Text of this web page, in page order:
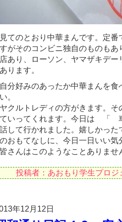
てのとおり中華まんです。定
がそのコンビニ独自のものも
あり、ローソン、ヤマザキデ
ります。
分好みのあったか中華まんを食
。 我が家
クルトレディの方がきます。
いってくれます。今日は 「
して行かれました。嬉しかっ
おもてなしに、今日一日いい気
さんはこのようなことありませ
投稿者：あおもり学生プロジ
年12月12日